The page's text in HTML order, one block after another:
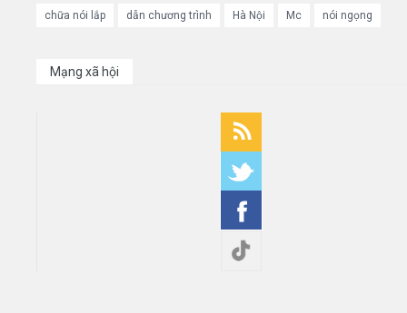
chữa nói lắp dẫn chương trình Hà Nội Mc nói ngọng
Mạng xã hội